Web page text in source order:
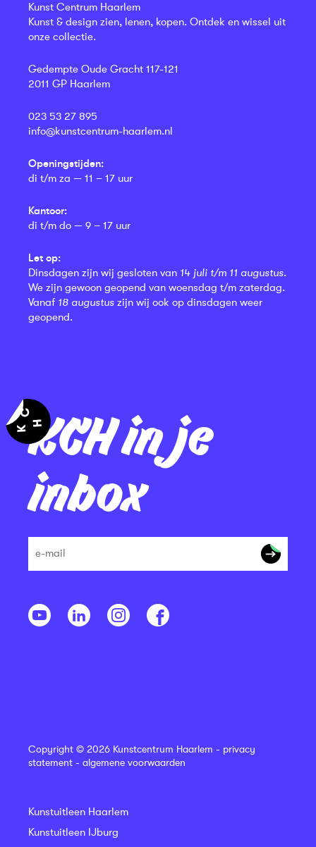
KCH in je
inbox
Kunst Centrum Haarlem
Kunst & design zien, lenen, kopen. Ontdek en wissel uit
onze collectie.
Gedempte Oude Gracht 117-121
2011 GP Haarlem
023 53 27 895
info@kunstcentrum-haarlem.nl
Openingstijden:
di t/m za — 11 – 17 uur
Kantoor:
di t/m do — 9 – 17 uur
Let op:
Dinsdagen zijn wij gesloten van 14 juli t/m 11 augustus.
We zijn gewoon geopend van woensdag t/m zaterdag.
Vanaf 18 augustus zijn wij ook op dinsdagen weer
geopend.
Copyright © 2026 Kunstcentrum Haarlem - privacy
statement - algemene voorwaarden
Kunstuitleen Haarlem
Kunstuitleen IJburg